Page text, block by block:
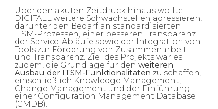
Über den akuten Zeitdruck hinaus wollte
DIGITALL weitere Schwachstellen adressieren,
darunter den Bedarf an standardisierten
ITSM-Prozessen, einer besseren Transparenz
der Service-Abläufe sowie der Integration von
Tools zur Förderung von Zusammenarbeit
und Transparenz. Ziel des Projekts war es
zudem, die Grundlage für den weiteren
Ausbau der ITSM-Funktionalitäten zu schaffen,
einschließlich Knowledge Management,
Change Management und der Einführung
einer Configuration Management Database
(CMDB).